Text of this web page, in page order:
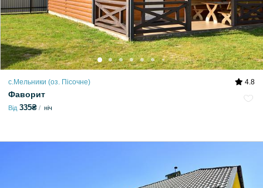
с.Мельники (оз. Пісочне) 4.8
Фаворит
Від 335₴ ніч